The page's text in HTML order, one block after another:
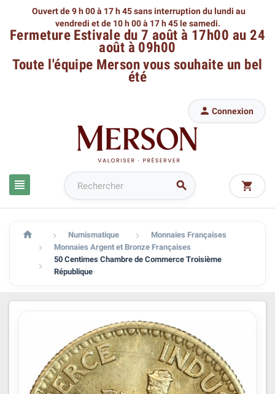
Ouvert de 9 h 00 à 17 h 45 sans interruption du lundi au
vendredi et de 10 h 00 à 17 h 45 le samedi.
Fermeture Estivale du 7 août à 17h00 au 24
août à 09h00
Toute l'équipe Mersonvous souhaite un bel
été
 
 Connexion

  Numismatique  Monnaies Françaises
 Monnaies Argent et Bronze Françaises

50 Centimes Chambre de Commerce Troisième
République